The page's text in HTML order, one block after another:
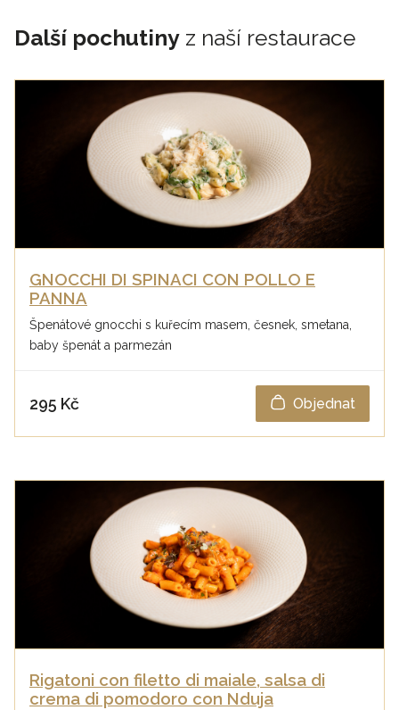
Další pochutiny z naší restaurace
GNOCCHI DI SPINACI CON POLLO E
PANNA
Špenátové gnocchi s kuřecím masem, česnek, smetana,
baby špenát a parmezán
295 Kč Objednat
Rigatoni con filetto di maiale, salsa di
crema di pomodoro con Nduja